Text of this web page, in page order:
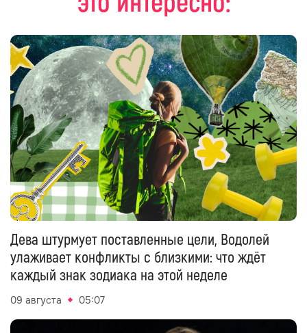
Дева штурмует поставленные цели, Водолей
улаживает конфликты с близкими: что ждёт
каждый знак зодиака на этой неделе
09 августа 05:07